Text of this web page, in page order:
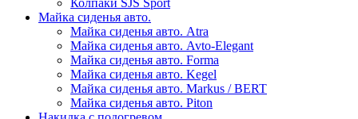
Колпаки SJS Sport
Майка сиденья авто.
Майка сиденья авто. Atra
Майка сиденья авто. Avto-Elegant
Майка сиденья авто. Forma
Майка сиденья авто. Kegel
Майка сиденья авто. Markus / BERT
Майка сиденья авто. Piton